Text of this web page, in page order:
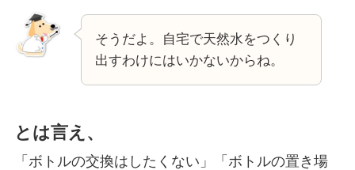
そうだよ。自宅で天然水をつくり
出すわけにはいかないからね。
とは言え、
「ボトルの交換はしたくない」「ボトルの置き場